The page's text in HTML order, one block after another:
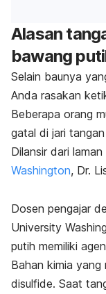
Alasan
bawang
Selain baunya
Anda rasakan
Beberapa orang
gatal di jari
Dilansir dari
Washington, Dr.
Dosen pengajar
University
putih memiliki
Bahan kimia
disulfide. Saat